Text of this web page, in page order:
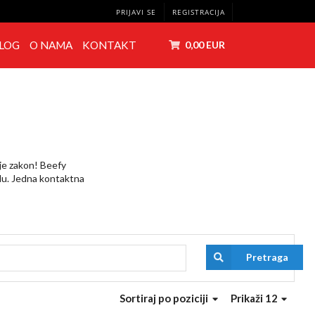
PRIJAVI SE REGISTRACIJA
O NAMA KONTAKT 0,00 EUR
zakon! Beefy
Jedna kontaktna
Pretraga
Prikaži 12
Sortiraj po poziciji